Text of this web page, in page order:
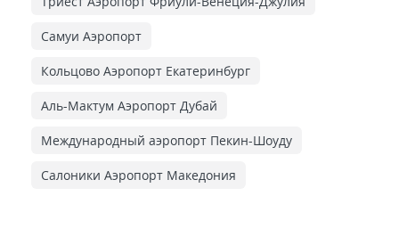
Самуи Аэропорт
Кольцово Аэропорт Екатеринбург
Аль-Мактум Аэропорт Дубай
Международный аэропорт Пекин-Шоуду
Салоники Аэропорт Македония